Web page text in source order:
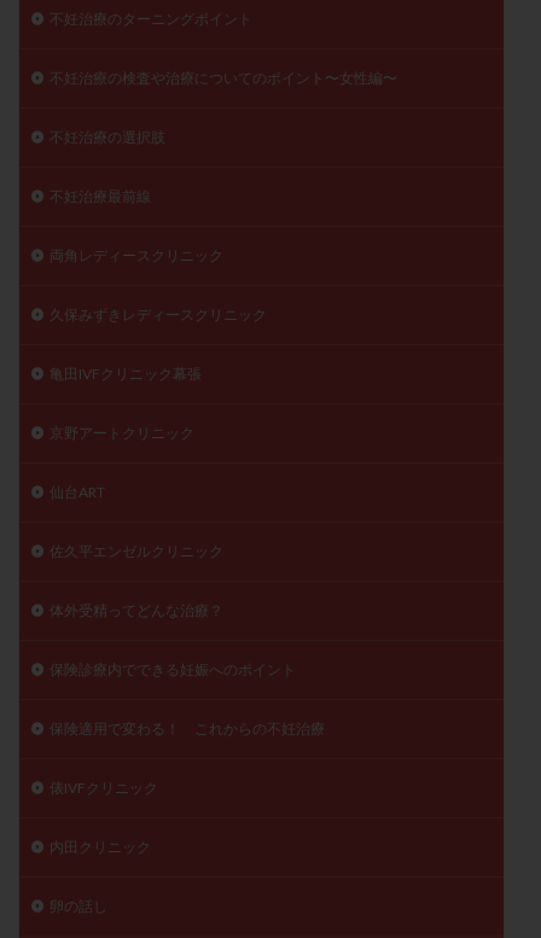
不妊治療のターニングポイント
不妊治療の検査や治療についてのポイント〜女性編〜
不妊治療の選択肢
不妊治療最前線
両角レディースクリニック
久保みずきレディースクリニック
亀田IVFクリニック幕張
京野アートクリニック
仙台ART
佐久平エンゼルクリニック
体外受精ってどんな治療？
保険診療内でできる妊娠へのポイント
保険適用で変わる！ これからの不妊治療
俵IVFクリニック
内田クリニック
卵の話し